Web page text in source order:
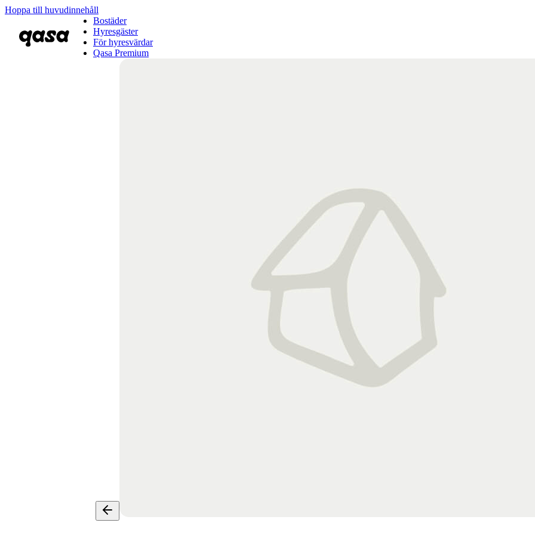
Hoppa till huvudinnehåll
Bostäder
Hyresgäster
För hyresvärdar
Qasa Premium